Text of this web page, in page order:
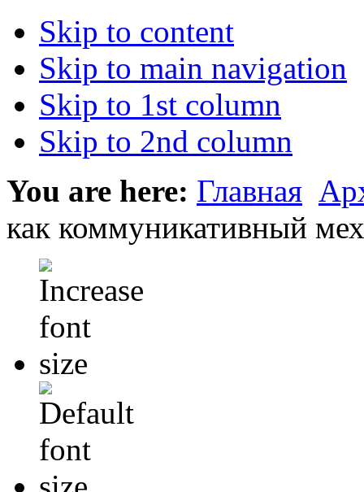
Skip to content
Skip to main navigation
Skip to 1st column
Skip to 2nd column
You are here: Главная
как коммуникативный